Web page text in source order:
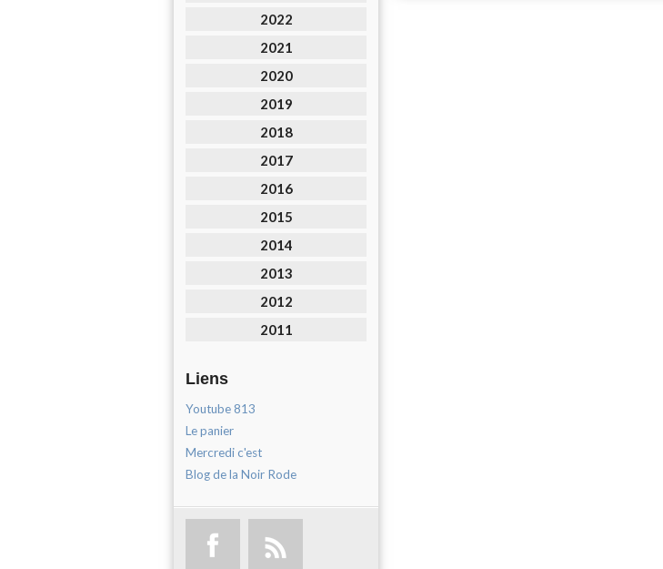
2022
2021
2020
2019
2018
2017
2016
2015
2014
2013
2012
2011
Liens
Youtube 813
Le panier
Mercredi c'est
Blog de la Noir Rode